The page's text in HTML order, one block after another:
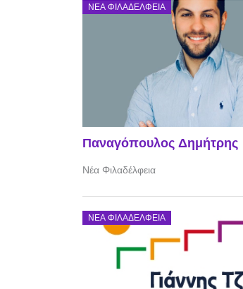
ΝΈΑ ΦΙΛΑΔΈΛΦΕΙΑ
Παναγόπουλος Δημήτρης
Νέα Φιλαδέλφεια
ΝΈΑ ΦΙΛΑΔΈΛΦΕΙΑ